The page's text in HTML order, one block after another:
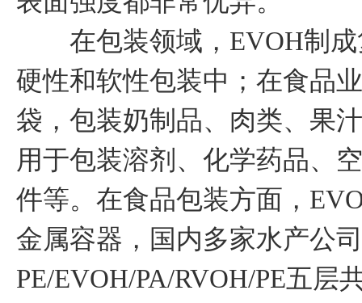
在包装领域，EVOH制成
硬性和软性包装中；在食品
袋，包装奶制品、肉类、果
用于包装溶剂、化学药品、
件等。在食品包装方面，
金属容器，国内多家水产公
PE/EVOH/PA/RVOH/PE五